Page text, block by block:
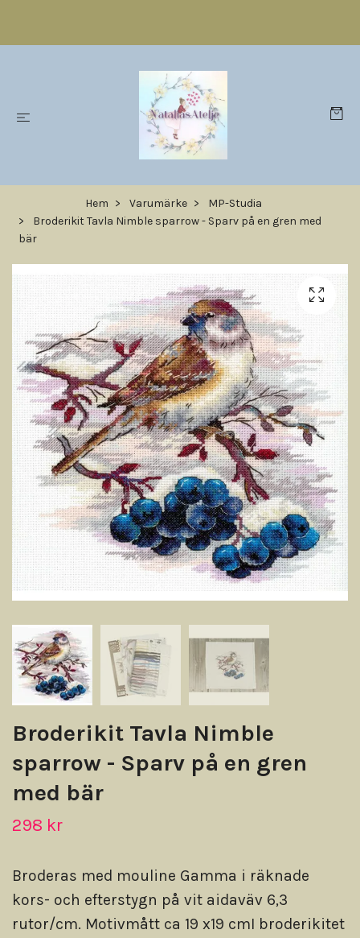
Hem Varumärke
MP-Studia
Broderikit Tavla Nimble sparrow - Sparv på en gren med
bär
Broderikit Tavla Nimble
sparrow - Sparv på en gren
med bär
298 kr
Broderas med mouline Gamma i räknade
kors- och efterstygn på vit aidaväv 6,3
rutor/cm. Motivmått ca 19 x19 cmI broderikitet